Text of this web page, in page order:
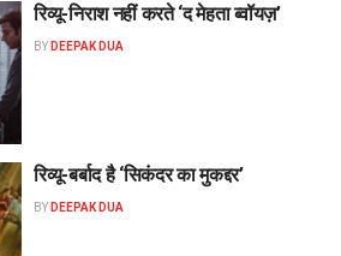
रिव्यू-निराश नहीं करते ‘द मेहता ब्वॉयज़’
BY DEEPAK DUA
रिव्यू-बर्बाद है ‘सिकंदर का मुकद्दर’
BY DEEPAK DUA